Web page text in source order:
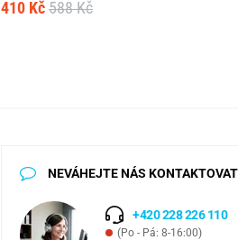
410 Kč 588 Kč
NEVÁHEJTE NÁS KONTAKTOVAT
+420 228 226 110
(Po - Pá: 8-16:00)